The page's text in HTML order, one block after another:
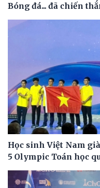
Bóng đá... đã chiến
Học sinh Việt Nam
5 Olympic Toán học